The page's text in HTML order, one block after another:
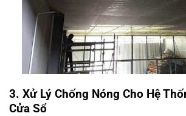
3. Xử Lý Chống Nóng Cho Hệ
Cửa Sổ